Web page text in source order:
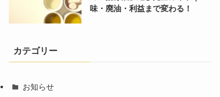
味・廃油・利益まで変わる！
カテゴリー
お知らせ